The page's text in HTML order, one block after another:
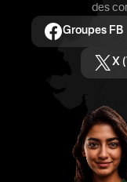
des
Groupes FB
X